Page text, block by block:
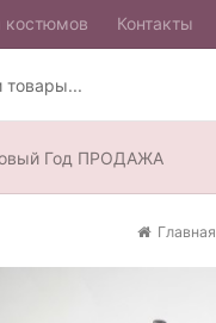
костюмов Контакты
Год ПРОДАЖА
Главная